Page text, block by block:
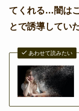
てくれる…闇は
とで誘導してい
あわせて読みたい